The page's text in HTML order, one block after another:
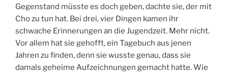
Gegenstand müsste es doch geben, dachte sie, der mit
Cho zu tun hat. Bei drei, vier Dingen kamen ihr
schwache Erinnerungen an die Jugendzeit. Mehr nicht.
Vor allem hat sie gehofft, ein Tagebuch aus jenen
Jahren zu finden, denn sie wusste genau, dass sie
damals geheime Aufzeichnungen gemacht hatte. Wie